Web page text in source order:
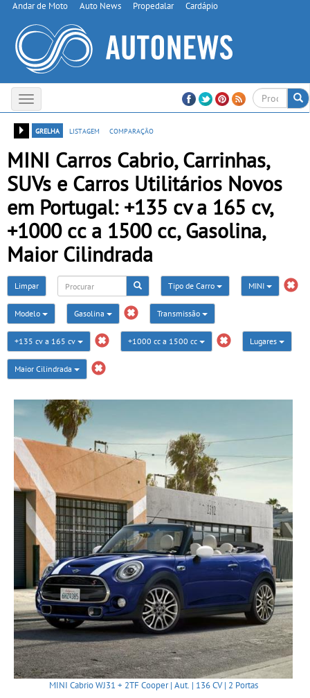
Andar de Moto Auto News Propedalar Cardápio
Toggle
navigation
grelha
listagem comparação
MINI Carros Cabrio, Carrinhas,
SUVs e Carros Utilitários Novos
em Portugal: +135 cv a 165 cv,
+1000 cc a 1500 cc, Gasolina,
Maior Cilindrada
Limpar Tipo de Carro MINI
Modelo Gasolina Transmissão
+135 cv a 165 cv +1000 cc a 1500 cc Lugares
Maior Cilindrada
MINI Cabrio WJ31 + 2TF Cooper | Aut. | 136 CV | 2 Portas